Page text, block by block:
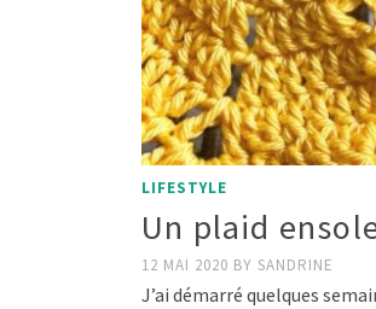
LIFESTYLE
Un plaid
12 MAI 2020 BY SANDRINE
J’ai démarré quelques